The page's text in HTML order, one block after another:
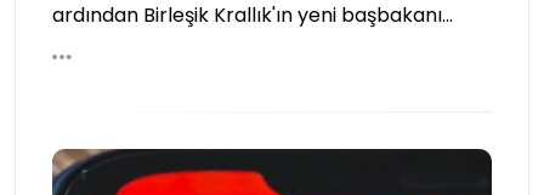
ardından Birleşik Krallık'ın yeni başbakanı…